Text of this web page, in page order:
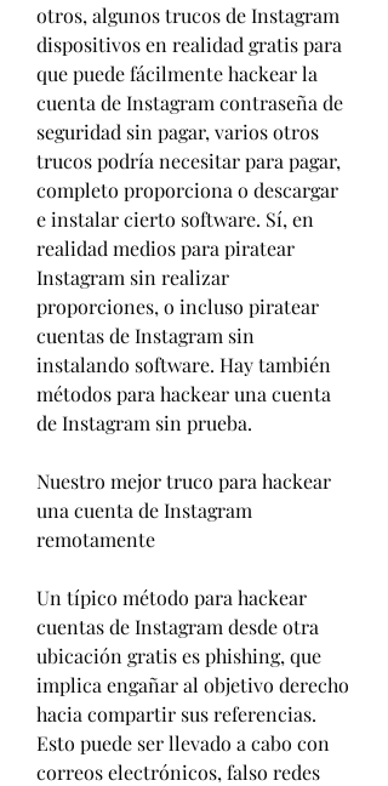
otros, algunos trucos de Instagram
dispositivos en realidad gratis para
que puede fácilmente hackear la
cuenta de Instagram contraseña de
seguridad sin pagar, varios otros
trucos podría necesitar para pagar,
completo proporciona o descargar
e instalar cierto software. Sí, en
realidad medios para piratear
Instagram sin realizar
proporciones, o incluso piratear
cuentas de Instagram sin
instalando software. Hay también
métodos para hackear una cuenta
de Instagram sin prueba.
Nuestro mejor truco para hackear
una cuenta de Instagram
remotamente
Un típico método para hackear
cuentas de Instagram desde otra
ubicación gratis es phishing, que
implica engañar al objetivo derecho
hacia compartir sus referencias.
Esto puede ser llevado a cabo con
correos electrónicos, falso redes